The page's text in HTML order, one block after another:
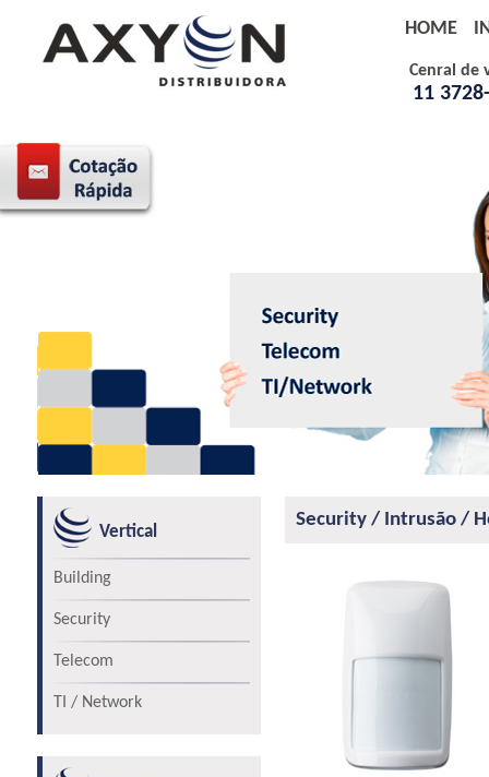
Cenral de
11
HOME
Vertical
Building
Security
Telecom
TI / Network
Security / Intrusão /